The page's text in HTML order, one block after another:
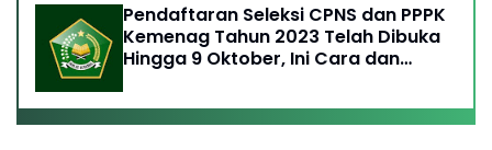
Pendaftaran Seleksi CPNS dan PPPK
Kemenag Tahun 2023 Telah Dibuka
Hingga 9 Oktober, Ini Cara dan